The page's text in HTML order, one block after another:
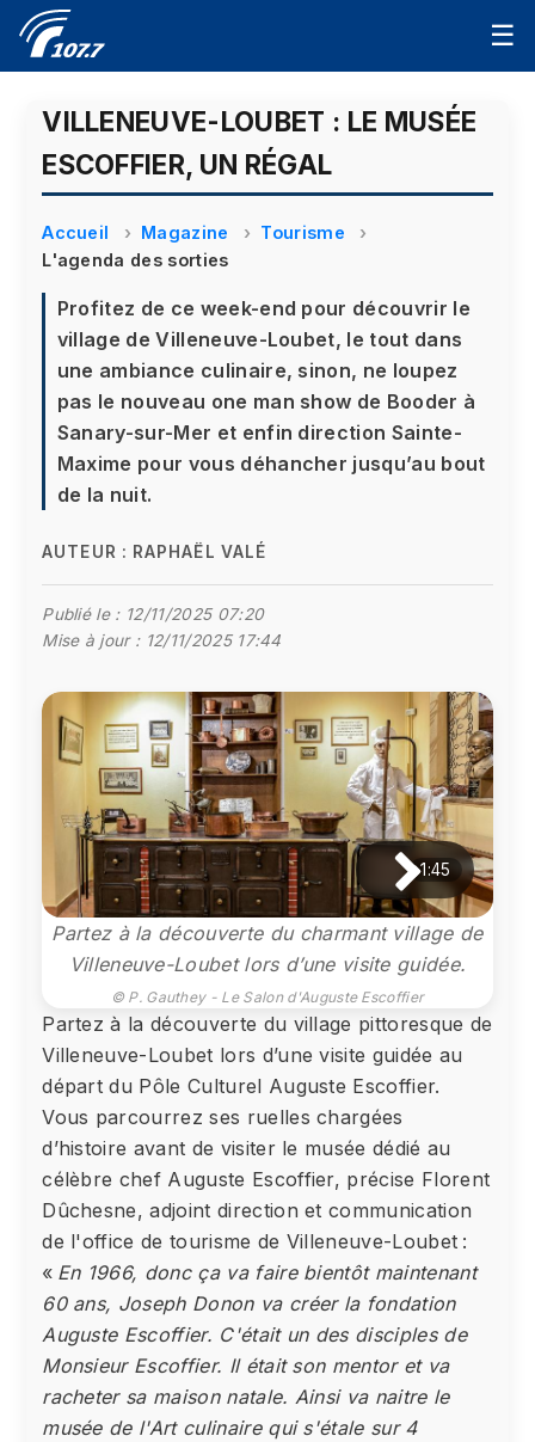
☰
VILLENEUVE-LOUBET : LE MUSÉE
ESCOFFIER, UN RÉGAL
Accueil Magazine
Tourisme
L'agenda des sorties
Profitez de ce week-end pour découvrir le
village de Villeneuve-Loubet, le tout dans
une ambiance culinaire, sinon, ne loupez
pas le nouveau one man show de Booder à
Sanary-sur-Mer et enfin direction Sainte-
Maxime pour vous déhancher jusqu’au bout
de la nuit.
AUTEUR : RAPHAËL VALÉ
Publié le : 12/11/2025 07:20
Mise à jour : 12/11/2025 17:44
1:45
Partez à la découverte du charmant village de
Villeneuve-Loubet lors d’une visite guidée.
© P. Gauthey - Le Salon d'Auguste Escoffier
Partez à la découverte du village pittoresque de
Villeneuve-Loubet lors d’une visite guidée au
départ du Pôle Culturel Auguste Escoffier.
Vous parcourrez ses ruelles chargées
d’histoire avant de visiter le musée dédié au
célèbre chef Auguste Escoffier, précise Florent
Dûchesne, adjoint direction et communication
de l'office de tourisme de Villeneuve-Loubet :
« En 1966, donc ça va faire bientôt maintenant
60 ans, Joseph Donon va créer la fondation
Auguste Escoffier. C'était un des disciples de
Monsieur Escoffier. Il était son mentor et va
racheter sa maison natale. Ainsi va naitre le
musée de l'Art culinaire qui s'étale sur 4